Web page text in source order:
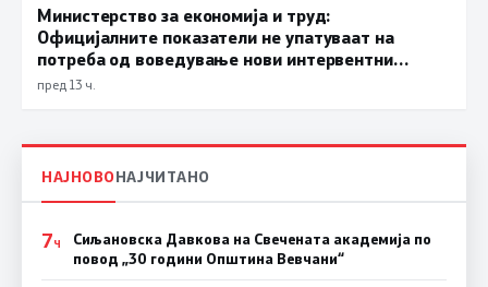
Министерство за економија и труд:
Официјалните показатели не упатуваат на
потреба од воведување нови интервентни
мерки, ценовните движења се стабилни
пред 13 ч.
НАЈНОВОНАЈЧИТАНО
7Ч
Сиљановска Давкова на Свечената академија по
повод „30 години Општина Вевчани“